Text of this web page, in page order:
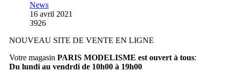
News
16 avril 2021
3926
NOUVEAU SITE DE VENTE EN LIGNE
Votre magasin PARIS MODELISME est ouvert à tous:
Du lundi au vendrdi de 10h00 à 19h00